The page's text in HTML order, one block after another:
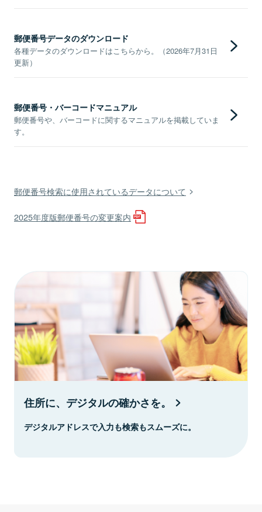
郵便番号データのダウンロード
各種データのダウンロードはこちらから。（2026年7月31日
更新）
郵便番号・バーコードマニュアル
郵便番号や、バーコードに関するマニュアルを掲載していま
す。
郵便番号検索に使用されているデータについて
2025年度版郵便番号の変更案内
住所に、デジタルの確かさを。
デジタルアドレスで入力も検索もスムーズに。